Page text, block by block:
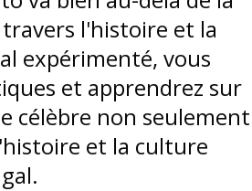
l'histoire et la
expérimenté, vous
et apprendrez sur
célèbre non seulement
et la culture